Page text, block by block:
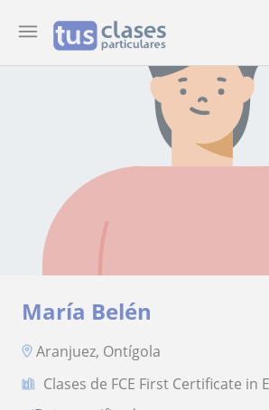
María Belén
Aranjuez, Ontígola
Clases de FCE First Certificate in